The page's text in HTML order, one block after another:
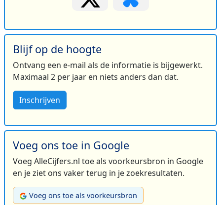
Blijf op de hoogte
Ontvang een e-mail als de informatie is bijgewerkt.
Maximaal 2 per jaar en niets anders dan dat.
Inschrijven
Voeg ons toe in Google
Voeg AlleCijfers.nl toe als voorkeursbron in Google
en je ziet ons vaker terug in je zoekresultaten.
Voeg ons toe als voorkeursbron